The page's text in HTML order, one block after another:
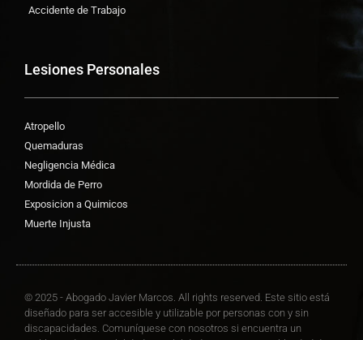
Accidente de Trabajo
Lesiones Personales
Atropello
Quemaduras
Negligencia Médica
Mordida de Perro
Exposicion a Quimicos
Muerte Injusta
© 2025 - Abogado Javier Marcos. All rights reserved. Este sitio está
diseñado para ser accesible y utilizable por personas con y sin
discapacidades. Comuníquese con nosotros si encuentra un